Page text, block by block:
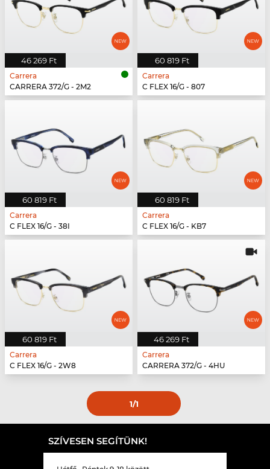
46 269 Ft
Carrera
CARRERA 372/G - 2M2
60 819 Ft
Carrera
C FLEX 16/G - 807
60 819 Ft
Carrera
C FLEX 16/G - 38I
60 819 Ft
Carrera
C FLEX 16/G - KB7
60 819 Ft
Carrera
C FLEX 16/G - 2W8
46 269 Ft
Carrera
CARRERA 372/G - 4HU
1/1
SZÍVESEN SEGÍTÜNK!